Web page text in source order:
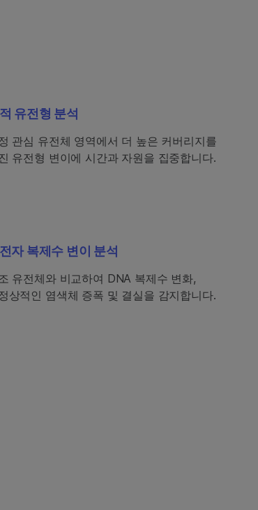
유전형 분석
관심 유전체 영역에서 더 높은 커버리지를
유전형 변이에 시간과 자원을 집중합니다.
자 복제수 변이 분석
유전체와 비교하여 DNA 복제수 변화,
상적인 염색체 증폭 및 결실을 감지합니다.